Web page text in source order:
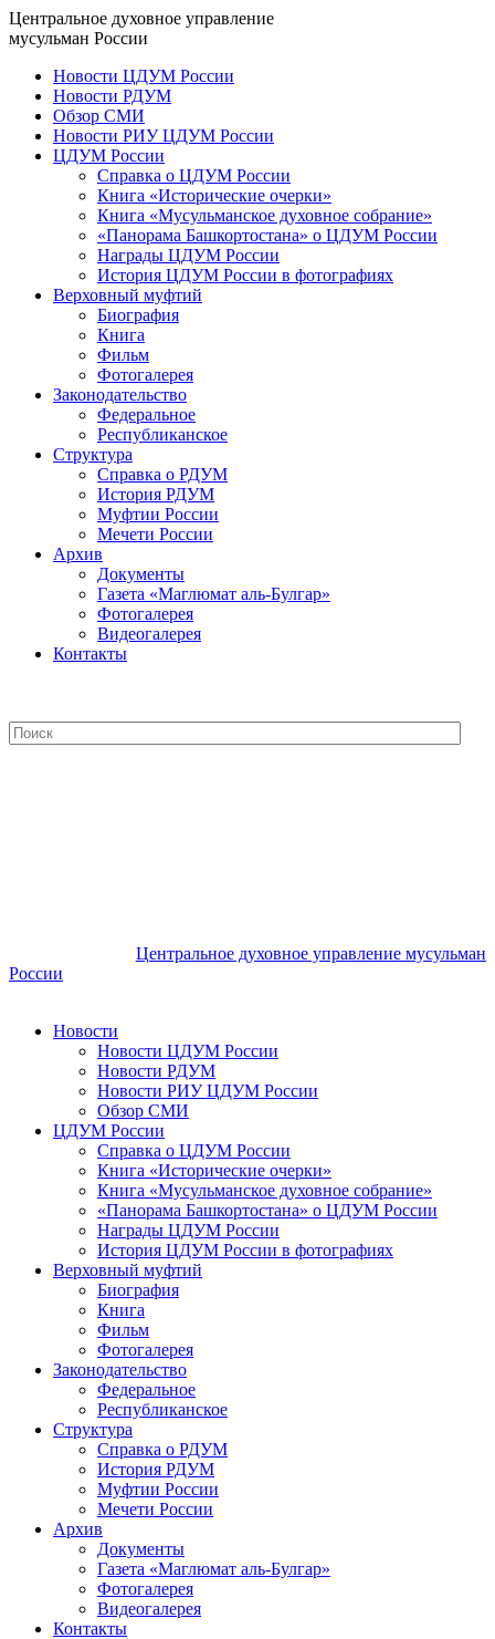
Центральное духовное управление
мусульман России
Новости ЦДУМ России
Новости РДУМ
Обзор СМИ
Новости РИУ ЦДУМ России
ЦДУМ России
Справка о ЦДУМ России
Книга «Исторические очерки»
Книга «Мусульманское духовное собрание»
«Панорама Башкортостана» о ЦДУМ России
Награды ЦДУМ России
История ЦДУМ России в фотографиях
Верховный муфтий
Биография
Книга
Фильм
Фотогалерея
Законодательство
Федеральное
Республиканское
Структура
Справка о РДУМ
История РДУМ
Муфтии России
Мечети России
Архив
Документы
Газета «Маглюмат аль-Булгар»
Фотогалерея
Видеогалерея
Контакты
Центральное духовное управление мусульман
России
Новости
Новости ЦДУМ России
Новости РДУМ
Новости РИУ ЦДУМ России
Обзор СМИ
ЦДУМ России
Справка о ЦДУМ России
Книга «Исторические очерки»
Книга «Мусульманское духовное собрание»
«Панорама Башкортостана» о ЦДУМ России
Награды ЦДУМ России
История ЦДУМ России в фотографиях
Верховный муфтий
Биография
Книга
Фильм
Фотогалерея
Законодательство
Федеральное
Республиканское
Структура
Справка о РДУМ
История РДУМ
Муфтии России
Мечети России
Архив
Документы
Газета «Маглюмат аль-Булгар»
Фотогалерея
Видеогалерея
Контакты